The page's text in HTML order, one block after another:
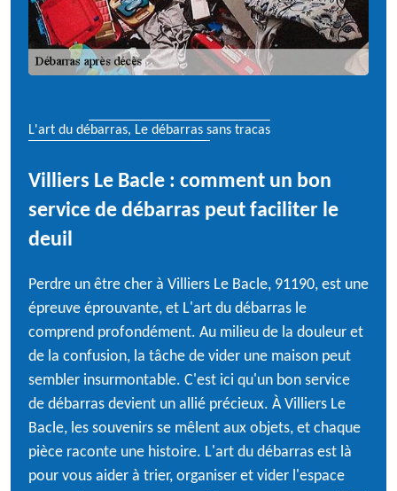
L'art du débarras, Le débarras sans tracas
Villiers Le Bacle : comment un bon
service de débarras peut faciliter le
deuil
Perdre un être cher à Villiers Le Bacle, 91190, est une
épreuve éprouvante, et L'art du débarras le
comprend profondément. Au milieu de la douleur et
de la confusion, la tâche de vider une maison peut
sembler insurmontable. C'est ici qu'un bon service
de débarras devient un allié précieux. À Villiers Le
Bacle, les souvenirs se mêlent aux objets, et chaque
pièce raconte une histoire. L'art du débarras est là
pour vous aider à trier, organiser et vider l'espace